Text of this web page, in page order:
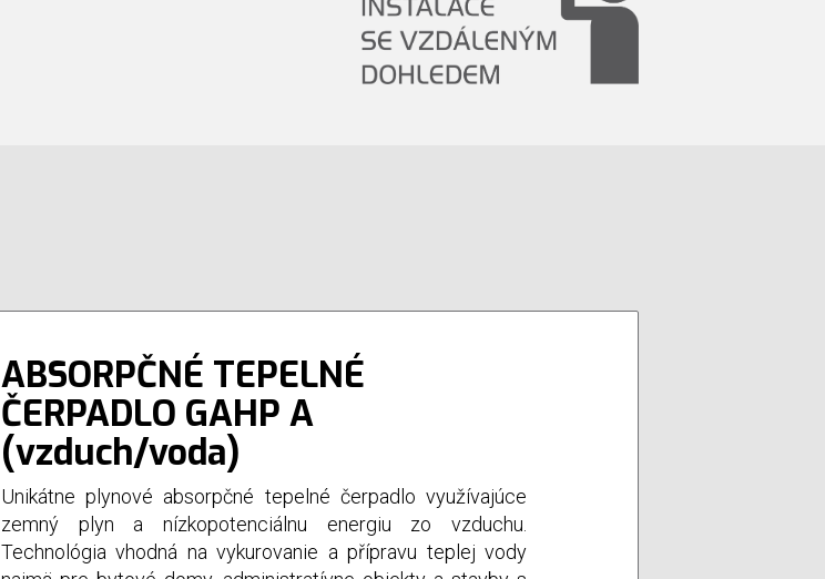
ABSORPČNÉ TEPELNÉ
ČERPADLO GAHP A
(vzduch/voda)
Unikátne plynové absorpčné tepelné čerpadlo využívajúce
zemný plyn a nízkopotenciálnu energiu zo vzduchu.
Technológia vhodná na vykurovanie a přípravu teplej vody